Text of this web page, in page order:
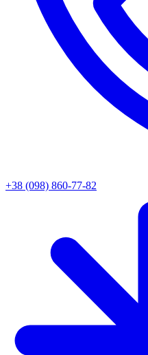
+38 (098) 860-77-82